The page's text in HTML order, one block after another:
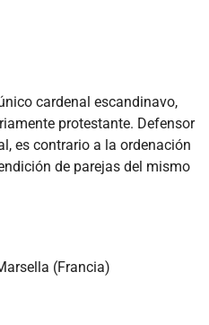
cardenal escandinavo,
protestante. Defensor
es contrario a la ordenación
de parejas del mismo
(Francia)